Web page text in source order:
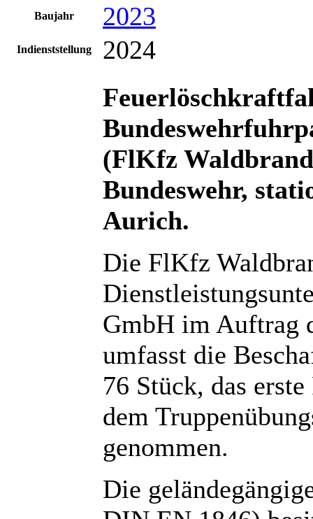
Baujahr 2023
Indienststellung
2024
(FlKfz
Bundeswehr,
Aurich.
Die FlKfz
GmbH im Auftrag
umfasst die
76 Stück, das
dem
genommen.
Die